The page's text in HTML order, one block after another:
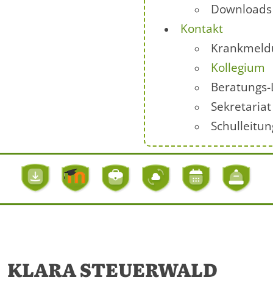
Downloads
Kontakt
Kollegium
Sekretariat
KLARA STEUERWALD